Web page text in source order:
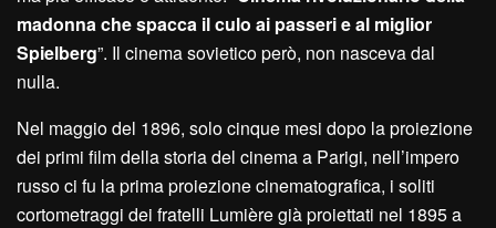
madonna che spacca il culo ai passeri e al miglior
Spielberg”. Il cinema sovietico però, non nasceva dal
nulla.
Nel maggio del 1896, solo cinque mesi dopo la proiezione
dei primi film della storia del cinema a Parigi, nell’impero
russo ci fu la prima proiezione cinematografica, i soliti
cortometraggi dei fratelli Lumière già proiettati nel 1895 a